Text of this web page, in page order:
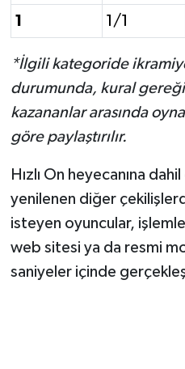
1 1/1
*İlgili kategoride
durumunda, kural
kazananlar arasında
göre paylaştırılır.
Hızlı On heyecanına
yenilenen diğer
isteyen oyuncular,
web sitesi ya da resmi
saniyeler içinde